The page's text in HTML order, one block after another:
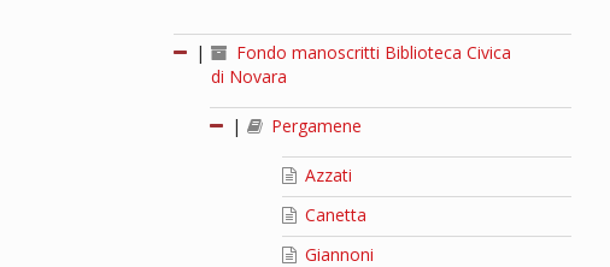
|
Fondo manoscritti Biblioteca Civica
di Novara
| Pergamene
Azzati
Canetta
Giannoni